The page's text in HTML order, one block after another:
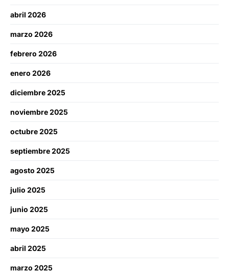
abril 2026
marzo 2026
febrero 2026
enero 2026
diciembre 2025
noviembre 2025
octubre 2025
septiembre 2025
agosto 2025
julio 2025
junio 2025
mayo 2025
abril 2025
marzo 2025